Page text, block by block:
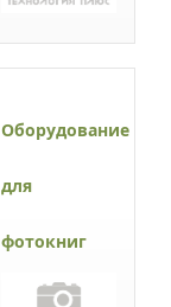
Оборудование
для
фотокниг